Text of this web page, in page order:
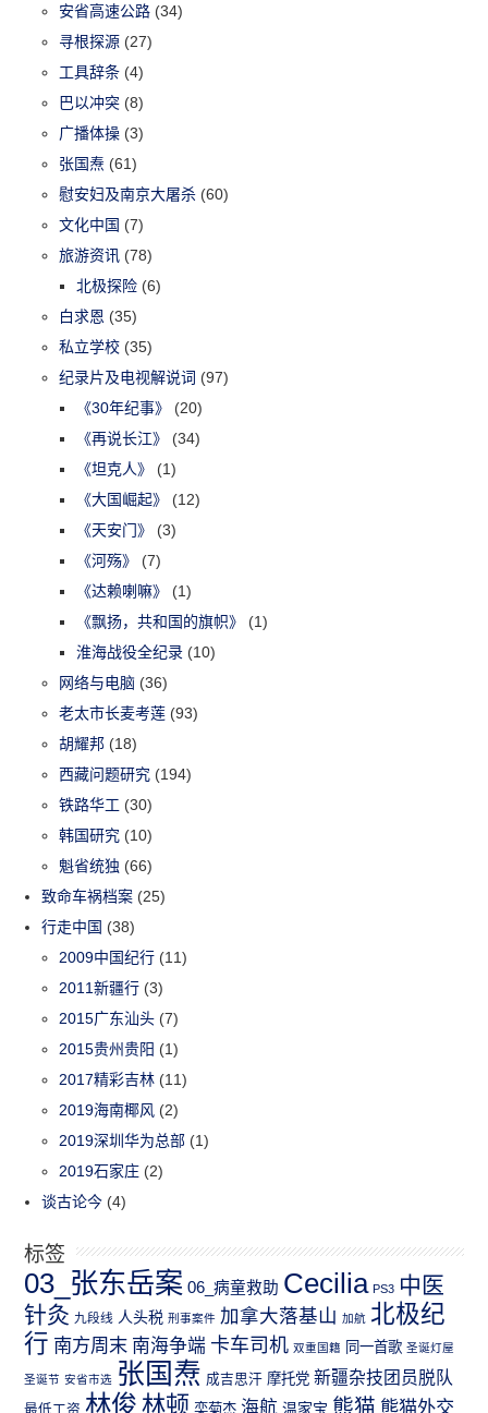
安省高速公路 (34)
寻根探源 (27)
工具辞条 (4)
巴以冲突 (8)
广播体操 (3)
张国焘 (61)
慰安妇及南京大屠杀 (60)
文化中国 (7)
旅游资讯 (78)
北极探险 (6)
白求恩 (35)
私立学校 (35)
纪录片及电视解说词 (97)
《30年纪事》
(20)
《再说长江》
(34)
《坦克人》
(1)
《大国崛起》
(12)
《天安门》
(3)
《河殇》
(7)
《达赖喇嘛》
(1)
《飘扬，共和国的旗帜》
(1)
淮海战役全纪录 (10)
网络与电脑 (36)
老太市长麦考莲 (93)
胡耀邦 (18)
西藏问题研究 (194)
铁路华工 (30)
韩国研究 (10)
魁省统独 (66)
致命车祸档案 (25)
行走中国 (38)
2009中国纪行 (11)
2011新疆行 (3)
2015广东汕头 (7)
2015贵州贵阳 (1)
2017精彩吉林 (11)
2019海南椰风 (2)
2019深圳华为总部 (1)
2019石家庄 (2)
谈古论今 (4)
标签
03_张东岳案 06_病童救助 Cecilia PS3 中医
针灸 九段线 人头税 刑事案件 加拿大落基山 加航 北极纪
行 南方周末 南海争端 卡车司机 双重国籍 同一首歌 圣诞灯屋
圣诞节 安省市选 张国焘 成吉思汗 摩托党 新疆杂技团员脱队
最低工资 林俊 林顿 栾菊杰 海航 温家宝 熊猫 熊猫外交